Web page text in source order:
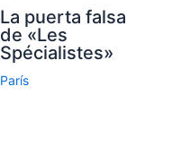
La puerta falsa
de «Les
Spécialistes»
París